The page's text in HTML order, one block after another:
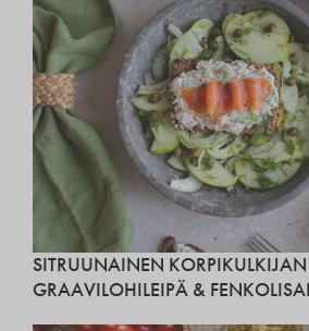
SITRUUNAINEN KORPIKULKIJAN
GRAAVILOHILEIPÄ &